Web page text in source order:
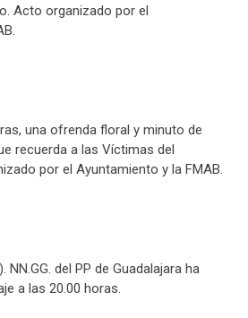
Acto organizado por el
una ofrenda floral y minuto de
recuerda a las Víctimas del
por el Ayuntamiento y la FMAB.
NN.GG. del PP de Guadalajara ha
a las 20.00 horas.